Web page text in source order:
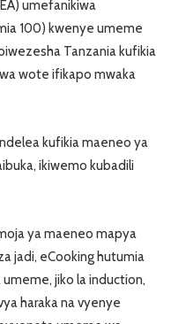
umefanikiwa
100) kwenye umeme
Tanzania kufikia
wote ifikapo mwaka
kufikia maeneo ya
ikiwemo kubadili
ya maeneo mapya
jadi, eCooking hutumia
jiko la induction,
haraka na vyenye